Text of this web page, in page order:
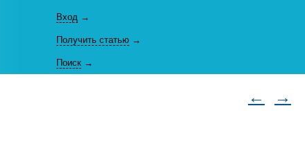
Вход →
Получить статью →
Поиск →
← →